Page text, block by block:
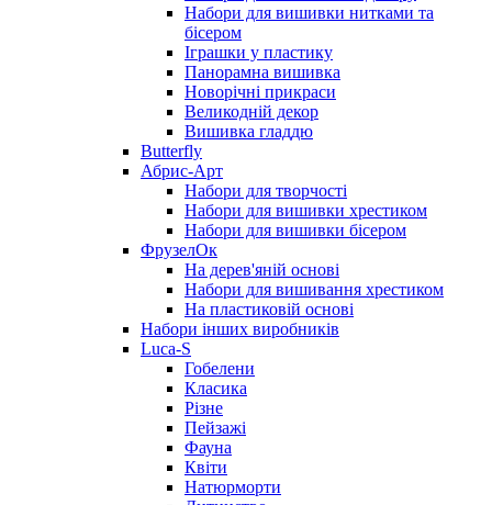
Набори для вишивки нитками та
бісером
Іграшки у пластику
Панорамна вишивка
Новорічні прикраси
Великодній декор
Вишивка гладдю
Butterfly
Абрис-Арт
Набори для творчості
Набори для вишивки хрестиком
Набори для вишивки бісером
ФрузелОк
На дерев'яній основі
Набори для вишивання хрестиком
На пластиковій основі
Набори інших виробників
Luca-S
Гобелени
Класика
Різне
Пейзажі
Фауна
Квіти
Натюрморти